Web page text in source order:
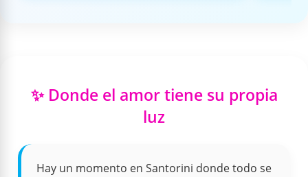
✨ Donde el amor tiene su propia
luz
Hay un momento en Santorini donde todo se